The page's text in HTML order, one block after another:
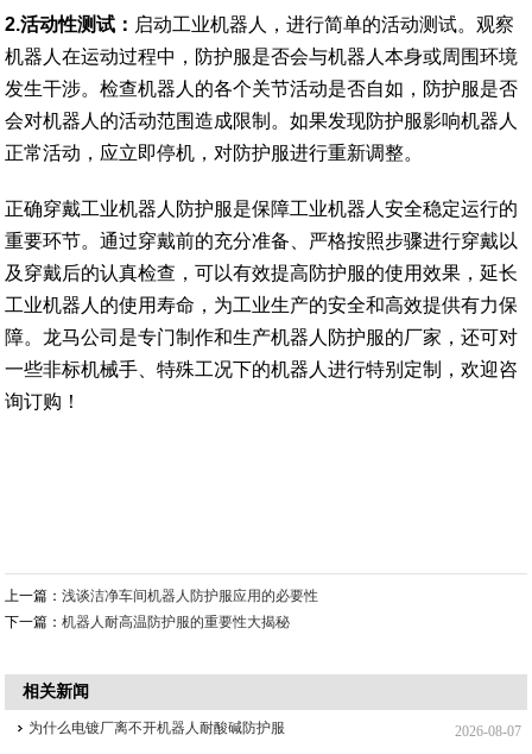
2.活动性测试： 启动工业机器人，进行简单的活动测试。观察
机器人在运动过程中，防护服是否会与机器人本身或周围环境
发生干涉。检查机器人的各个关节活动是否自如，防护服是否
会对机器人的活动范围造成限制。如果发现防护服影响机器人
正常活动，应立即停机，对防护服进行重新调整。
正确穿戴工业机器人防护服是保障工业机器人安全稳定运行的
重要环节。通过穿戴前的充分准备、严格按照步骤进行穿戴以
及穿戴后的认真检查，可以有效提高防护服的使用效果，延长
工业机器人的使用寿命，为工业生产的安全和高效提供有力保
障。龙马公司是专门制作和生产机器人防护服的厂家，还可对
一些非标机械手、特殊工况下的机器人进行特别定制，欢迎咨
询订购！
上一篇：浅谈洁净车间机器人防护服应用的必要性
下一篇：机器人耐高温防护服的重要性大揭秘
相关新闻
2026-08-07
为什么电镀厂离不开机器人耐酸碱防护服